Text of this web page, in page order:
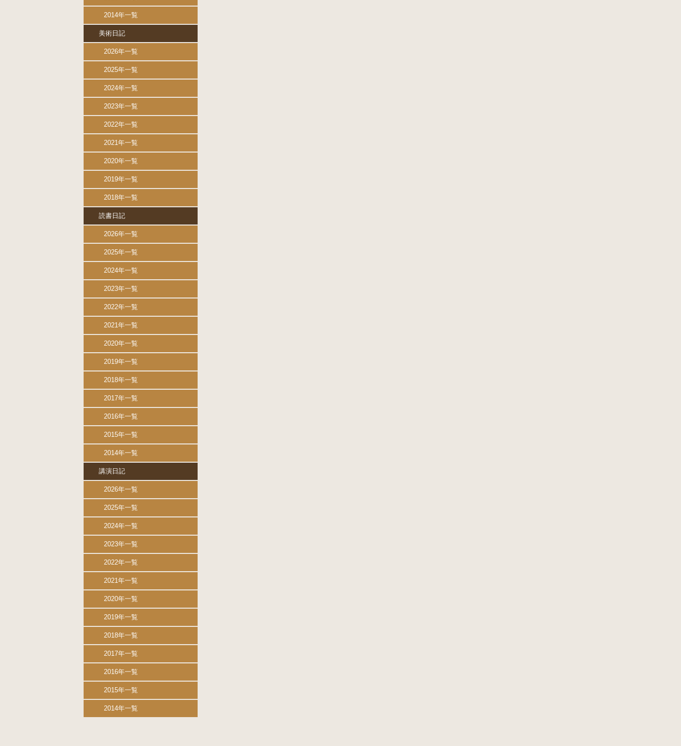
2014年一覧
美術日記
2026年一覧
2025年一覧
2024年一覧
2023年一覧
2022年一覧
2021年一覧
2020年一覧
2019年一覧
2018年一覧
読書日記
2026年一覧
2025年一覧
2024年一覧
2023年一覧
2022年一覧
2021年一覧
2020年一覧
2019年一覧
2018年一覧
2017年一覧
2016年一覧
2015年一覧
2014年一覧
講演日記
2026年一覧
2025年一覧
2024年一覧
2023年一覧
2022年一覧
2021年一覧
2020年一覧
2019年一覧
2018年一覧
2017年一覧
2016年一覧
2015年一覧
2014年一覧